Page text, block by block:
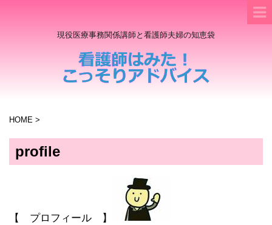
現役医療事務関係講師と看護師夫婦の知恵袋
HOME >
profile
【 プロフィール 】